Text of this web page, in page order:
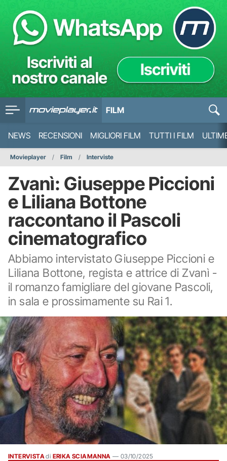
FILM
NEWS RECENSIONI MIGLIORI FILM TUTTI I FILM
Movieplayer Film Interviste
Zvanì: Giuseppe Piccioni
e Liliana Bottone
raccontano il Pascoli
cinematografico
Abbiamo intervistato Giuseppe Piccioni e
Liliana Bottone, regista e attrice di Zvanì -
il romanzo famigliare del giovane Pascoli,
in sala e prossimamente su Rai 1.
INTERVISTAdi ERIKA SCIAMANNA — 03/10/2025